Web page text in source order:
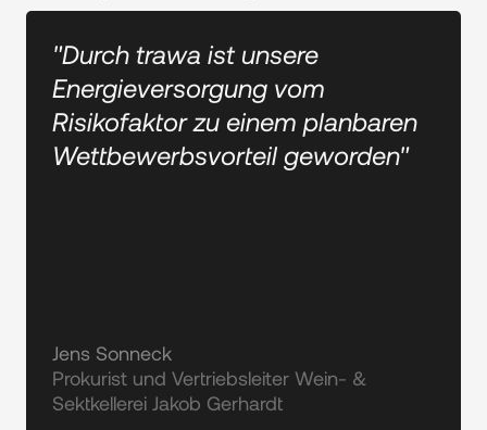
"Durch trawa ist unsere
Energieversorgung vom
Risikofaktor zu einem planbaren
Wettbewerbsvorteil geworden"
Jens Sonneck
Prokurist und Vertriebsleiter Wein- &
Sektkellerei Jakob Gerhardt